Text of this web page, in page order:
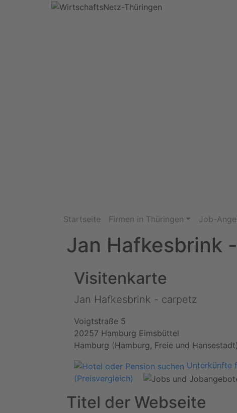
Startseite Firmen in Thüringen Job-
Jan Hafkesbrink
Visitenkarte
Jan Hafkesbrink - carpetz
Voigtstraße 5
20257 Hamburg Eimsbüttel
Hamburg (Hamburg, Freie und Hansestadt)
Unterkünfte
(Preisvergleich)
Titel der Webseite